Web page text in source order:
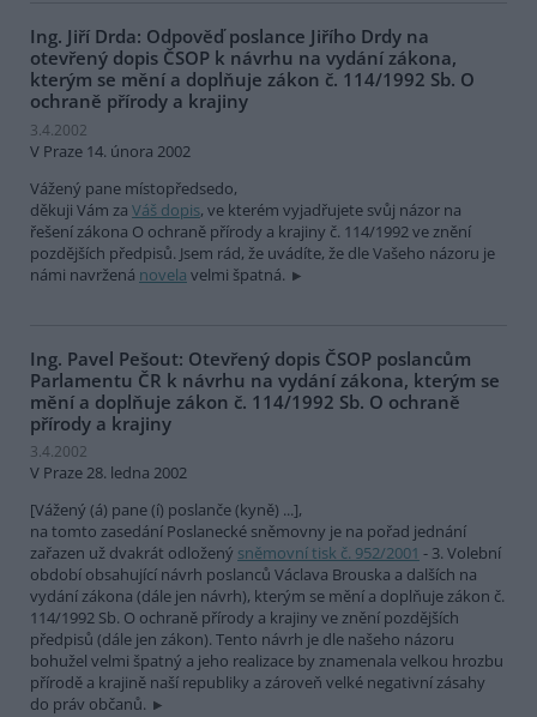
Ing. Jiří Drda: Odpověď poslance Jiřího Drdy na
otevřený dopis ČSOP k návrhu na vydání zákona,
kterým se mění a doplňuje zákon č. 114/1992 Sb. O
ochraně přírody a krajiny
3.4.2002
V Praze 14. února 2002
Vážený pane místopředsedo,
děkuji Vám za Váš dopis, ve kterém vyjadřujete svůj názor na
řešení zákona O ochraně přírody a krajiny č. 114/1992 ve znění
pozdějších předpisů. Jsem rád, že uvádíte, že dle Vašeho názoru je
námi navržená novela velmi špatná.
Ing. Pavel Pešout: Otevřený dopis ČSOP poslancům
Parlamentu ČR k návrhu na vydání zákona, kterým se
mění a doplňuje zákon č. 114/1992 Sb. O ochraně
přírody a krajiny
3.4.2002
V Praze 28. ledna 2002
[Vážený (á) pane (í) poslanče (kyně) ...],
na tomto zasedání Poslanecké sněmovny je na pořad jednání
zařazen už dvakrát odložený sněmovní tisk č. 952/2001 - 3. Volební
období obsahující návrh poslanců Václava Brouska a dalších na
vydání zákona (dále jen návrh), kterým se mění a doplňuje zákon č.
114/1992 Sb. O ochraně přírody a krajiny ve znění pozdějších
předpisů (dále jen zákon). Tento návrh je dle našeho názoru
bohužel velmi špatný a jeho realizace by znamenala velkou hrozbu
přírodě a krajině naší republiky a zároveň velké negativní zásahy
do práv občanů.